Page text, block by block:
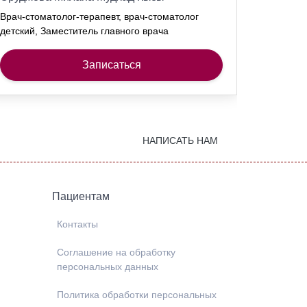
Врач-стоматолог-терапевт, врач-стоматолог
детский, Заместитель главного врача
Записаться
НАПИСАТЬ НАМ
Пациентам
Контакты
Соглашение на обработку
персональных данных
Политика обработки персональных